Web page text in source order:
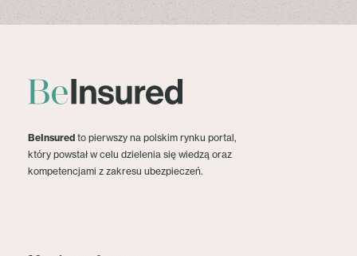
BeInsured to pierwszy na polskim rynku portal,
który powstał w celu dzielenia się wiedzą oraz
kompetencjami z zakresu ubezpieczeń.